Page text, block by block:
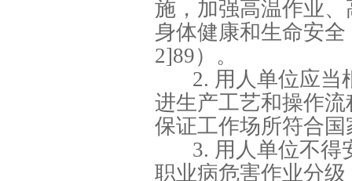
施，加强高温作业
身体健康和生命安
2]89）。
2. 用人单位应当
进生产工艺和操作
保证工作场所符合
3. 用人单位不得
职业病危害作业分